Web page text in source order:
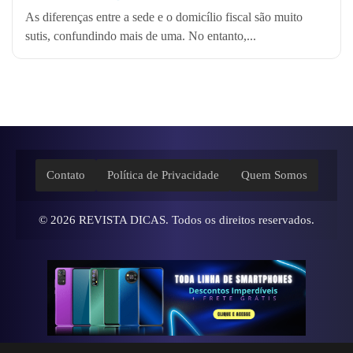
As diferenças entre a sede e o domicílio fiscal são muito
sutis, confundindo mais de uma. No entanto,...
Contato Política de Privacidade Quem Somos
© 2026 REVISTA DICAS. Todos os direitos reservados.